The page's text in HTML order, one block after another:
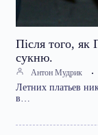
Після того, як
сукню.
Антон Мудрик
Летних платьев
в…